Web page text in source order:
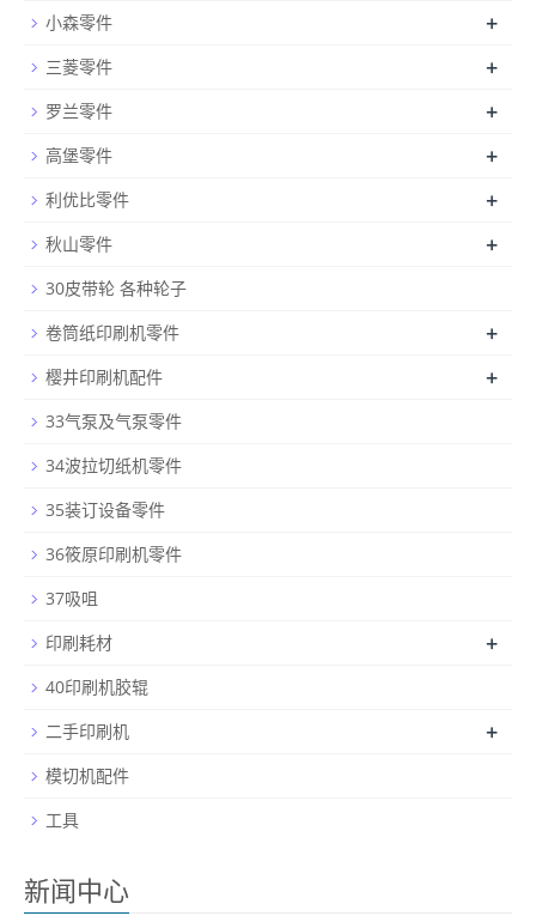
小森零件 +
三菱零件 +
罗兰零件 +
高堡零件 +
利优比零件 +
秋山零件 +
30皮带轮 各种轮子
卷筒纸印刷机零件
+
樱井印刷机配件 +
33气泵及气泵零件
34波拉切纸机零件
35装订设备零件
36筱原印刷机零件
37吸咀
印刷耗材
+
40印刷机胶辊
二手印刷机
+
模切机配件
工具
新闻中心